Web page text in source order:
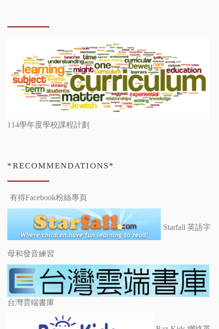
114學年度學校課程計劃
*RECOMMENDATIONS*
有得Facebook粉絲專頁
Starfall 英語字
母和發音練習
台灣雲端書庫